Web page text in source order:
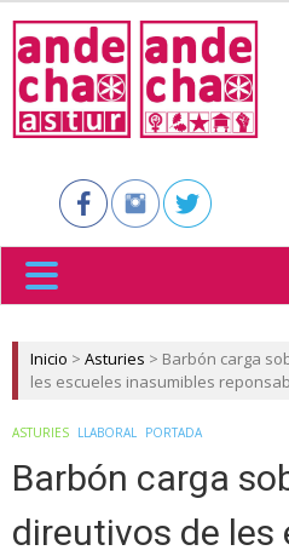
Inicio > Asturies > Barbón carga
les escueles inasumibles
ASTURIES LLABORAL PORTADA
Barbón carga
direutivos de les